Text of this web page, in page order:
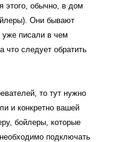
этого, обычно, в дом
Они бывают
писали в чем
следует обратить
то тут нужно
и конкретно вашей
бойлеры, которые
подключать